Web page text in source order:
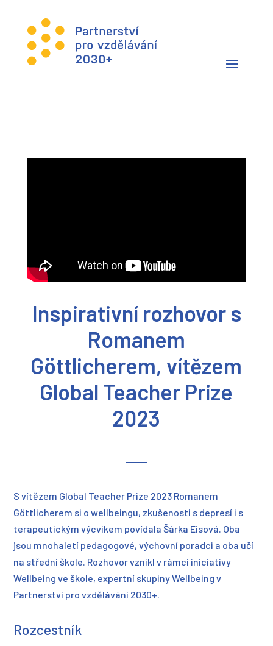
Inspirativní rozhovor s
Romanem
Göttlicherem, vítězem
Global Teacher Prize
2023
S vítězem Global Teacher Prize 2023 Romanem
Göttlicherem si o wellbeingu, zkušenosti s depresí i s
terapeutickým výcvikem povídala Šárka Eisová. Oba
jsou mnohaletí pedagogové, výchovní poradci a oba učí
na střední škole. Rozhovor vznikl v rámci iniciativy
Wellbeing ve škole, expertní skupiny Wellbeing v
Partnerství pro vzdělávání 2030+.
Rozcestník